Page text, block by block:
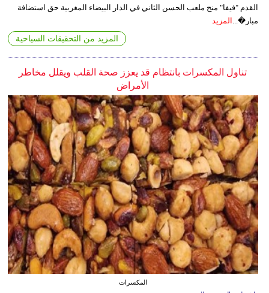
القدم "فيفا" منح ملعب الحسن الثاني في الدار البيضاء المغربية حق استضافة
مبار�... المزيد
المزيد من التحقيقات السياحية
تناول المكسرات بانتظام قد يعزز صحة القلب ويقلل مخاطر
الأمراض
المكسرات